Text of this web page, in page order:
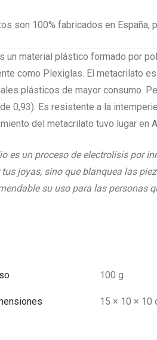
son 100% fabricados en España,
un material plástico formado por
como Plexiglas. El metacrilato
plásticos de mayor consumo.
0,93). Es resistente a la
del metacrilato tuvo lugar en
es un proceso de electrolisis por
joyas, sino que blanquea las
su uso para las personas
100 g
15 × 10 × 10